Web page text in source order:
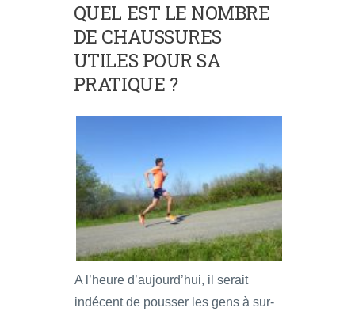
QUEL EST LE NOMBRE
DE CHAUSSURES
UTILES POUR SA
PRATIQUE ?
A l’heure d’aujourd’hui, il serait
indécent de pousser les gens à sur-